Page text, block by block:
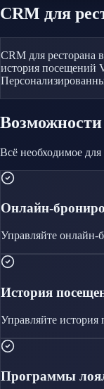
CRM для
CRM для ресторана
история посещений
Всё необходимое для
Онлайн-
Управляйте онлайн-
История
Управляйте история
Программы